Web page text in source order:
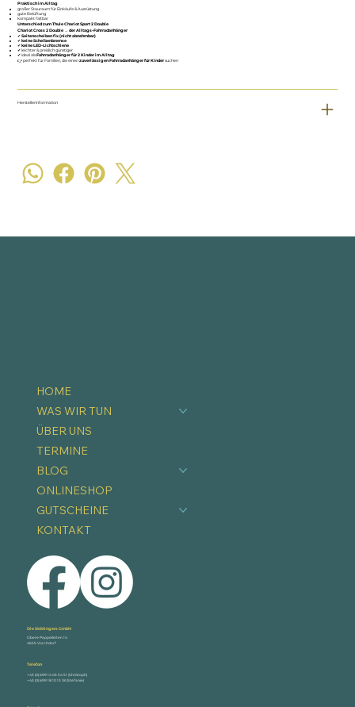
Praktisch im Alltag
großer Stauraum für Einkäufe & Ausrüstung
gute Belüftung
kompakt faltbar
Unterschied zum Thule Chariot Sport 2 Double
Chariot Cross 2 Double → der Alltags-Fahrradanhänger
✔Seitenscheiben fix (nicht abnehmbar)
✔keine Scheibenbremse
✔keine LED-Lichtschiene
✔ leichter & preislich günstiger
✔ ideal alsFahrradanhänger für 2 Kinder im Alltag
👉 perfekt für Familien, die einenzuverlässigen Fahrradanhänger für Kindersuchen
Herstellerinformation
HOME
WAS WIR TUN
ÜBER UNS
TERMINE
BLOG
ONLINESHOP
GUTSCHEINE
KONTAKT
Die Stöttingers GmbH
Obere Pappelleiten 14
4655 Vorchdorf
Telefon
+43 (0) 699 14 05 54 51 (Christoph)
+43 (0) 699 18 10 13 18 (Stefanie)